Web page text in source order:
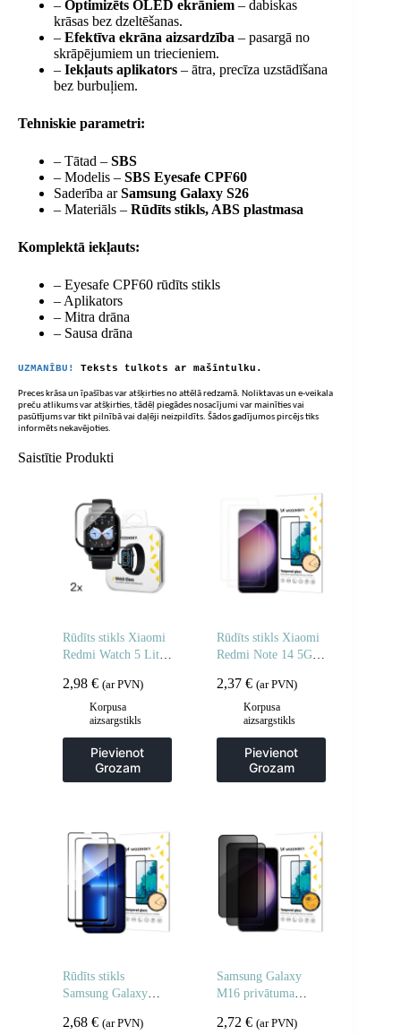
– Optimizēts OLED ekrāniem – dabiskas
krāsas bez dzeltēšanas.
– Efektīva ekrāna aizsardzība – pasargā no
skrāpējumiem un triecieniem.
– Iekļauts aplikators – ātra, precīza uzstādīšana
bez burbuļiem.
Tehniskie parametri:
– Tātad – SBS
– Modelis – SBS Eyesafe CPF60
Saderība arSamsung Galaxy S26
– Materiāls – Rūdīts stikls, ABS plastmasa
Komplektā iekļauts:
– Eyesafe CPF60 rūdīts stikls
– Aplikators
– Mitra drāna
– Sausa drāna
UZMANĪBU! Teksts tulkots ar mašīntulku.
Preces krāsa un īpašības var atšķirties no attēlā redzamā. Noliktavas un e-veikala
preču atlikums var atšķirties, tādēļ piegādes nosacījumi var mainīties vai
pasūtījums var tikt pilnībā vai daļēji neizpildīts. Šādos gadījumos pircējs tiks
informēts nekavējoties.
Saistītie Produkti
Rūdīts stikls Xiaomi
Redmi Watch 5 Lite
2,98 € (ar PVN)
Korpusa
aizsargstikls
Pievienot
Grozam
Rūdīts stikls Xiaomi
Redmi Note 14 5G /
stiklam – 2 gab.
2,37€ (ar PVN)
Korpusa
aizsargstikls
Pievienot
Grozam
Rūdīts stikls
Samsung Galaxy
pilnībā līmējamam
2,68 € (ar PVN)
Samsung Galaxy
M16 privātuma
2,72€ (ar PVN)